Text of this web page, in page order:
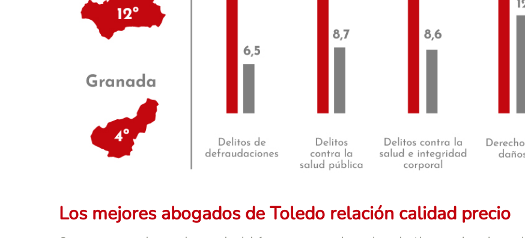
Los mejores abogados de Toledo relación calidad precio